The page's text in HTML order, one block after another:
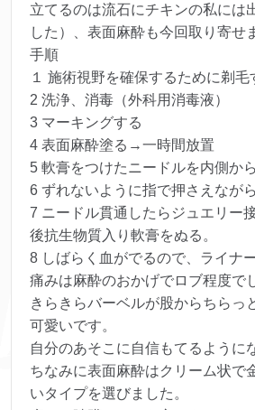
立てるのは流石にチキンの私には
した）、表面麻酔も今回取り寄せ
手順
１ 施術視野を確保するために剃毛
2 洗浄、消毒（外科用消毒液）
3 マーキングする
4 表面麻酔塗る→一時間放置
5 軟膏をつけたニードルを内側か
6 ずれないように指で押さえなが
7 ニードル貫通したらジュエリー
後抗生物質入り軟膏をぬる。
8 しばらく血がでるので、ライナ
痛みは麻酔のおかげでロブ程度で
きらきらバーベルが股からちらっ
可愛いです。
自分のあそこに自信もてるように
ちなみに表面麻酔はクリーム状で
いタイプを選びました。